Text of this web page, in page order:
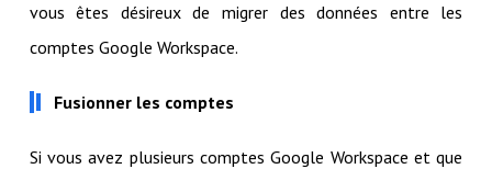
vous êtes désireux de migrer des données entre les
comptes Google Workspace.
Fusionner les comptes
Si vous avez plusieurs comptes Google Workspace et que